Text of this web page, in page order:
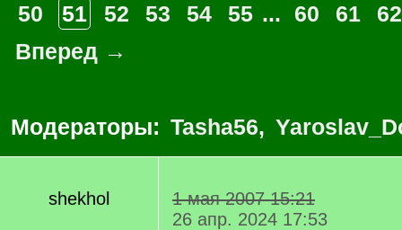
50
51 52 53 54 55 ... 60 61
62
Вперед →
Модераторы: Tasha56,
shekhol
1 мая 2007 15:21
26 апр. 2024 17:53